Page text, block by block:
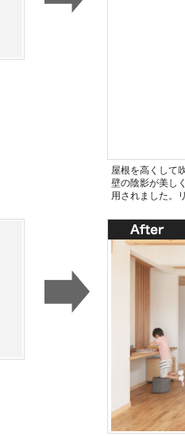
屋根を高くして
壁の陰影が美し
用されました。